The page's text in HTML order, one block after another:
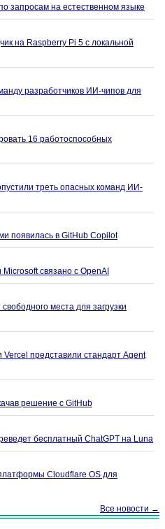
запросам на естественном языке
на Raspberry Pi 5 с локальной
разработчиков ИИ-чипов для
16 работоспособных
треть опасных команд ИИ-
появилась в GitHub Copilot
связано с OpenAI
места для загрузки
представили стандарт Agent
решение с GitHub
бесплатный ChatGPT на Luna
Cloudflare OS для
Все новости →